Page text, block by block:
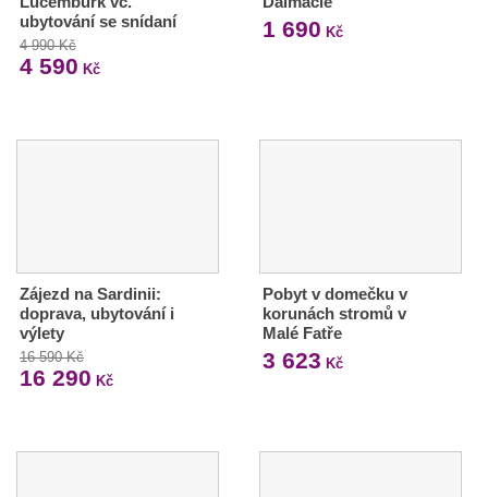
ubytování se snídaní
4 990 Kč
4 590 Kč
1 690 Kč
Zájezd na Sardinii:
doprava, ubytování i
výlety
16 590 Kč
16 290 Kč
Pobyt v domečku v
korunách stromů v
Malé Fatře
3 623 Kč